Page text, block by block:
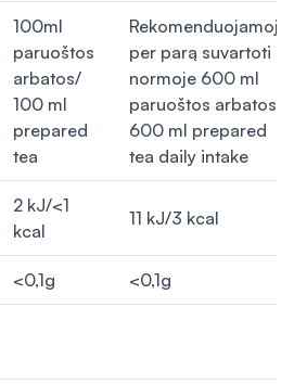
100ml
paruoštos
arbatos/
100 ml
prepared
tea
Rekomenduojamoje
per parą suvartoti
normoje 600 ml
paruoštos arbatos/
600 ml prepared
tea daily intake
2 kJ/<1
kcal
11 kJ/3 kcal
<0,1g <0,1g